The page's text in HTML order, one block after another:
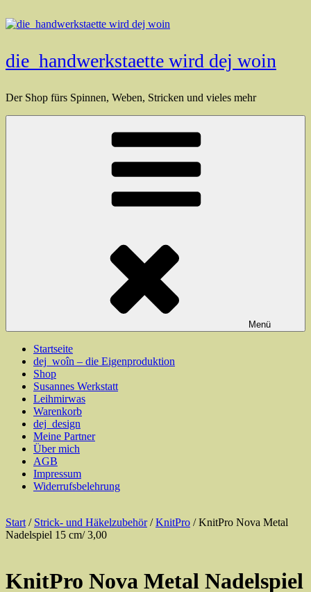
Inhalt
die_handwerkstaette wird dej woin
Der Shop fürs Spinnen, Weben, Stricken und vieles mehr
Menü
Startseite
dej_woîn – die Eigenproduktion
Shop
Susannes Werkstatt
Leihmirwas
Warenkorb
dej_design
Meine Partner
Über mich
AGB
Impressum
Widerrufsbelehrung
Start / Strick- und Häkelzubehör/KnitPro / KnitPro Nova Metal
Nadelspiel 15 cm/ 3,00
KnitPro Nova Metal Nadelspiel